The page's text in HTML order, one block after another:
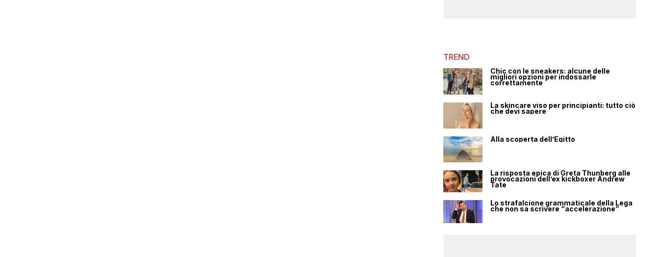
TREND
Chic con le sneakers: alcune delle
migliori opzioni per indossarle
correttamente
La skincare viso per principianti: tutto ciò
che devi sapere
Alla scoperta dell’Egitto
La risposta epica di Greta Thunberg alle
provocazioni dell’ex kickboxer Andrew
Tate
Lo strafalcione grammaticale della Lega
che non sa scrivere “accelerazione”